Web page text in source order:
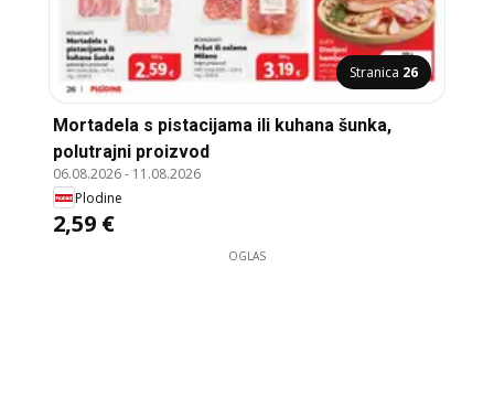
Stranica 26
Mortadela s pistacijama ili kuhana šunka,
polutrajni proizvod
06.08.2026- 11.08.2026
Plodine
2,59 €
OGLAS